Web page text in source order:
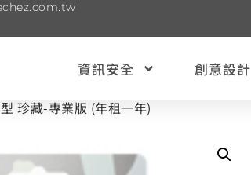
資訊安全 創意設計
珍藏-專業版 (年租一年)